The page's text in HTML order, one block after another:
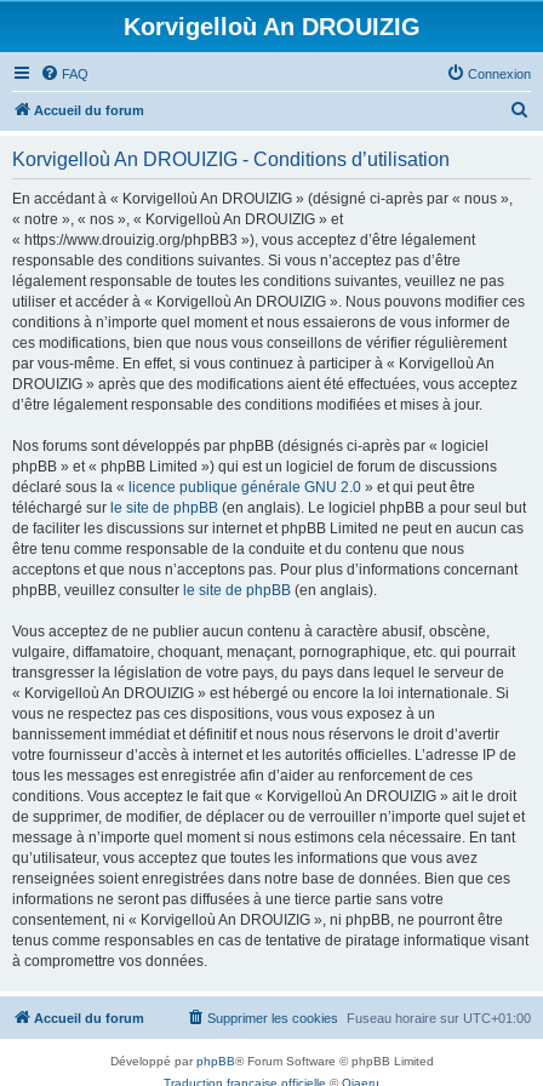
Korvigelloù An DROUIZIG
FAQ Connexion
Accueil du forum
Korvigelloù An DROUIZIG - Conditions d’utilisation
En accédant à « Korvigelloù An DROUIZIG » (désigné ci-après par « nous »,
« notre », « nos », « Korvigelloù An DROUIZIG » et
« https://www.drouizig.org/phpBB3 »), vous acceptez d’être légalement
responsable des conditions suivantes. Si vous n’acceptez pas d’être
légalement responsable de toutes les conditions suivantes, veuillez ne pas
utiliser et accéder à « Korvigelloù An DROUIZIG ». Nous pouvons modifier ces
conditions à n’importe quel moment et nous essaierons de vous informer de
ces modifications, bien que nous vous conseillons de vérifier régulièrement
par vous-même. En effet, si vous continuez à participer à « Korvigelloù An
DROUIZIG » après que des modifications aient été effectuées, vous acceptez
d’être légalement responsable des conditions modifiées et mises à jour.
Nos forums sont développés par phpBB (désignés ci-après par « logiciel
phpBB » et « phpBB Limited ») qui est un logiciel de forum de discussions
déclaré sous la « licence publique générale GNU 2.0 » et qui peut être
téléchargé sur le site de phpBB (en anglais). Le logiciel phpBB a pour seul but
de faciliter les discussions sur internet et phpBB Limited ne peut en aucun cas
être tenu comme responsable de la conduite et du contenu que nous
acceptons et que nous n’acceptons pas. Pour plus d’informations concernant
phpBB, veuillez consulter le site de phpBB (en anglais).
Vous acceptez de ne publier aucun contenu à caractère abusif, obscène,
vulgaire, diffamatoire, choquant, menaçant, pornographique, etc. qui pourrait
transgresser la législation de votre pays, du pays dans lequel le serveur de
« Korvigelloù An DROUIZIG » est hébergé ou encore la loi internationale. Si
vous ne respectez pas ces dispositions, vous vous exposez à un
bannissement immédiat et définitif et nous nous réservons le droit d’avertir
votre fournisseur d’accès à internet et les autorités officielles. L’adresse IP de
tous les messages est enregistrée afin d’aider au renforcement de ces
conditions. Vous acceptez le fait que « Korvigelloù An DROUIZIG » ait le droit
de supprimer, de modifier, de déplacer ou de verrouiller n’importe quel sujet et
message à n’importe quel moment si nous estimons cela nécessaire. En tant
qu’utilisateur, vous acceptez que toutes les informations que vous avez
renseignées soient enregistrées dans notre base de données. Bien que ces
informations ne seront pas diffusées à une tierce partie sans votre
consentement, ni « Korvigelloù An DROUIZIG », ni phpBB, ne pourront être
tenus comme responsables en cas de tentative de piratage informatique visant
à compromettre vos données.
Accueil du forum Fuseau horaire sur UTC+01:00
Supprimer les cookies
Développé parphpBB® Forum Software © phpBB Limited
Traduction française officielle ©Qiaeru